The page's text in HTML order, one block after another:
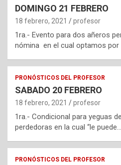
DOMINGO 21 FEBRERO
18 febrero, 2021 profesor
1ra.- Evento para dos añeros
nómina en el cual optamos por
PRONÓSTICOS DEL PROFESOR
SABADO 20 FEBRERO
18 febrero, 2021 profesor
1ra.- Condicional para yeguas
perdedoras en la cual “le puede…
PRONÓSTICOS DEL PROFESOR